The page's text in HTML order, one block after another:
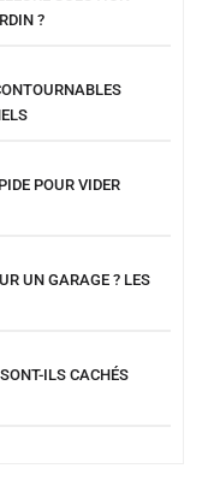
?
POUR VIDER
UN GARAGE ? LES
ILS CACHÉS